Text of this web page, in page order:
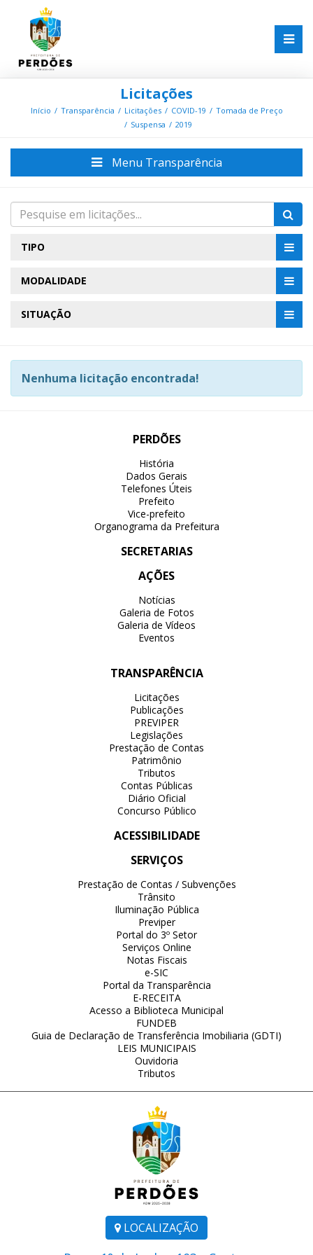
Licitações
Início Transparência Licitações COVID-19
Tomada de Preço
Suspensa
2019
Menu Transparência
TIPO
MODALIDADE
SITUAÇÃO
Nenhuma licitação encontrada!
LOCALIZAÇÃO
PERDÕES
História
Dados Gerais
Telefones Úteis
Prefeito
Vice-prefeito
Organograma da Prefeitura
SECRETARIAS
AÇÕES
Notícias
Galeria de Fotos
Galeria de Vídeos
Eventos
TRANSPARÊNCIA
Licitações
Publicações
PREVIPER
Legislações
Prestação de Contas
Patrimônio
Tributos
Contas Públicas
Diário Oficial
Concurso Público
ACESSIBILIDADE
SERVIÇOS
Prestação de Contas / Subvenções
Trânsito
Iluminação Pública
Previper
Portal do 3º Setor
Serviços Online
Notas Fiscais
e-SIC
Portal da Transparência
E-RECEITA
Acesso a Biblioteca Municipal
FUNDEB
Guia de Declaração de Transferência Imobiliaria (GDTI)
LEIS MUNICIPAIS
Ouvidoria
Tributos